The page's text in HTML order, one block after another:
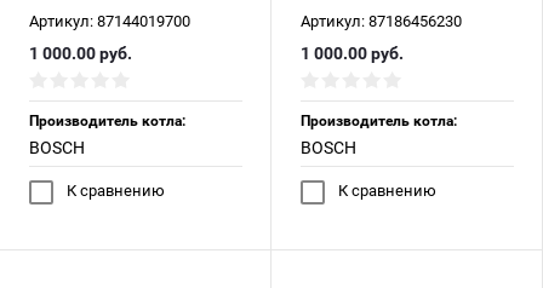
Артикул: 87144019700
1 000.00руб.
Производитель котла:
BOSCH
К сравнению
Артикул: 87186456230
1 000.00руб.
Производитель котла:
BOSCH
К сравнению